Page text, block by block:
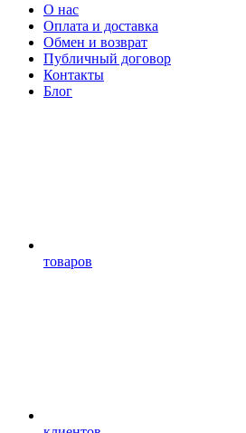
О нас
Оплата и доставка
Обмен и возврат
Публичный договор
Контакты
Блог
товаров